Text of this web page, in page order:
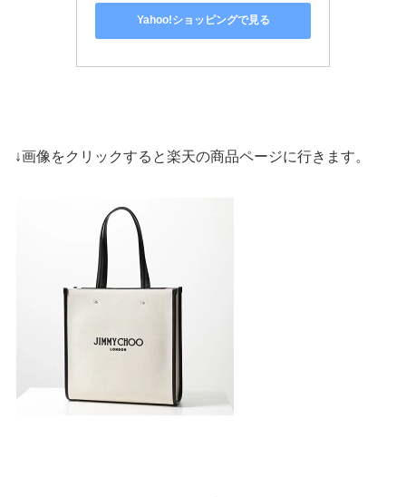
Yahoo!ショッピングで見る
↓画像をクリックすると楽天の商品ページに行きます。